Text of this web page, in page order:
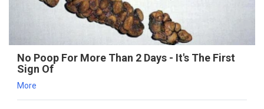
No Poop For More Than 2 Days - It's The First
Sign Of
More